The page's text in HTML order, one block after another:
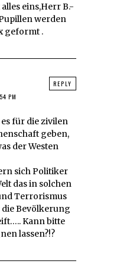
eins,Herr B.-
werden
geformt .
PM
für die zivilen
geben,
der Westen
sich Politiker
das in solchen
Terrorismus
Bevölkerung
Kann bitte
lassen?!?
REPLY